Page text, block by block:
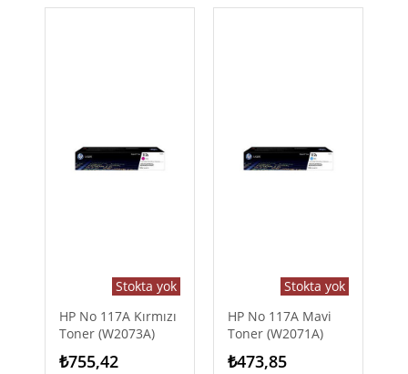
Stokta yok
HP No 117A Kırmızı
Toner (W2073A)
₺755,42
Stokta yok
HP No 117A Mavi
Toner (W2071A)
₺473,85